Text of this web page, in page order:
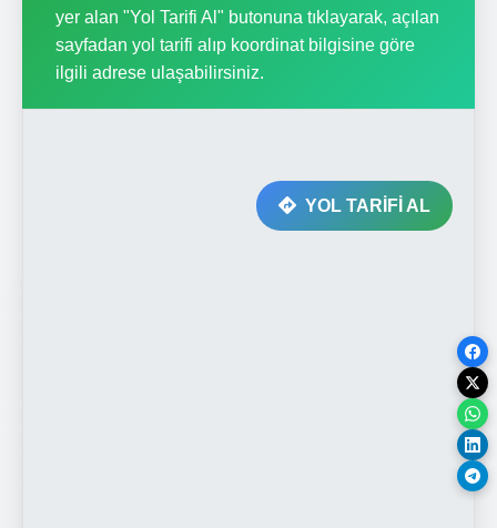
yer alan "Yol Tarifi Al" butonuna tıklayarak, açılan
sayfadan yol tarifi alıp koordinat bilgisine göre
ilgili adrese ulaşabilirsiniz.
YOL TARİFİ AL